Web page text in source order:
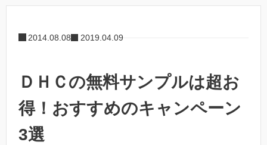
2014.08.08 2019.04.09
ＤＨＣの無料サンプルは超お
得！おすすめのキャンペーン
3選